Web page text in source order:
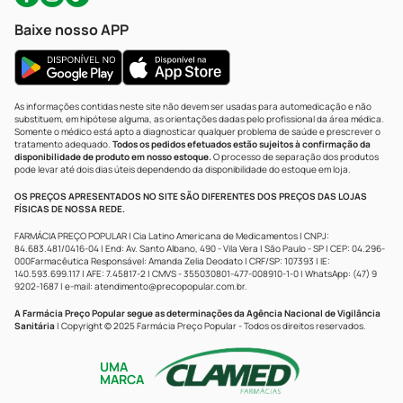
Baixe nosso APP
As informações contidas neste site não devem ser usadas para automedicação e não
substituem, em hipótese alguma, as orientações dadas pelo profissional da área médica.
Somente o médico está apto a diagnosticar qualquer problema de saúde e prescrever o
tratamento adequado. Todos os pedidos efetuados estão sujeitos à confirmação da
disponibilidade de produto em nosso estoque.O processo de separação dos produtos
pode levar até dois dias úteis dependendo da disponibilidade do estoque em loja.
OS PREÇOS APRESENTADOS NO SITE SÃO DIFERENTES DOS PREÇOS DAS LOJAS
FÍSICAS DE NOSSA REDE.
FARMÁCIA PREÇO POPULAR | Cia Latino Americana de Medicamentos | CNPJ:
84.683.481/0416-04 | End: Av. Santo Albano, 490 - Vila Vera | São Paulo - SP | CEP: 04.296-
000Farmacêutica Responsável: Amanda Zelia Deodato | CRF/SP: 107393 | IE:
140.593.699.117 | AFE: 7.45817-2 | CMVS - 355030801-477-008910-1-0 | WhatsApp: (47) 9
9202-1687 | e-mail: atendimento@precopopular.com.br.
A Farmácia Preço Popular segue as determinações da Agência Nacional de Vigilância
Sanitária | Copyright © 2025 Farmácia Preço Popular - Todos os direitos reservados.
UMA
MARCA